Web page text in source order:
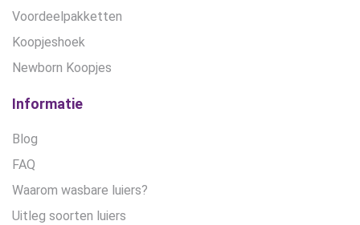
Voordeelpakketten
Koopjeshoek
Newborn Koopjes
Informatie
Blog
FAQ
Waarom wasbare luiers?
Uitleg soorten luiers